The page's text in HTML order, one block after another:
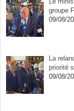
groupe
09/08/
La
priorité
09/08/